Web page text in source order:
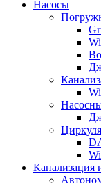
Насосы
Канализация